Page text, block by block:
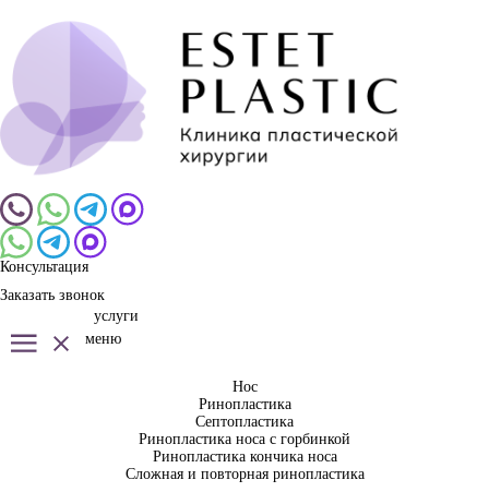
Консультация
Заказать звонок
услуги
меню
Нос
Ринопластика
Септопластика
Ринопластика носа с горбинкой
Ринопластика кончика носа
Сложная и повторная ринопластика